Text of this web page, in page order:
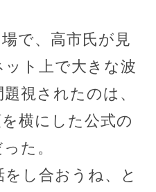
で、高市氏が見
ト上で大きな波
視されたのは、
横にした公式の
た。
をし合おうね、と